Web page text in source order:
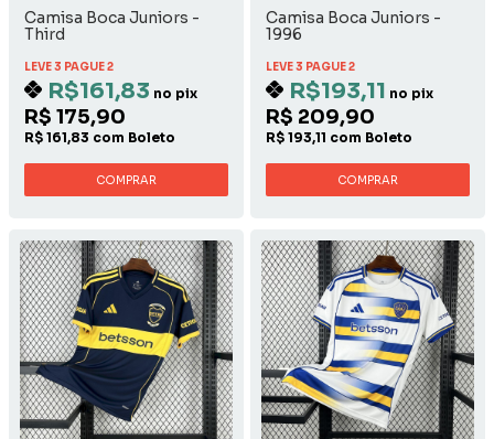
Camisa Boca Juniors -
Third
LEVE 3 PAGUE 2
R$161,83 no pix
R$ 175,90
R$ 161,83 com Boleto
COMPRAR
Camisa Boca Juniors -
1996
LEVE 3 PAGUE 2
R$193,11 no pix
R$ 209,90
R$ 193,11 com Boleto
COMPRAR